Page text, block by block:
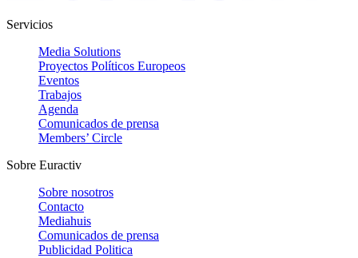
Servicios
Media Solutions
Proyectos Políticos Europeos
Eventos
Trabajos
Agenda
Comunicados de prensa
Members’ Circle
Sobre Euractiv
Sobre nosotros
Contacto
Mediahuis
Comunicados de prensa
Publicidad Politica